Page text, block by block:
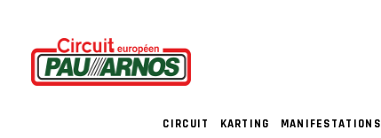
CIRCUIT KARTING MANIFESTATIONS